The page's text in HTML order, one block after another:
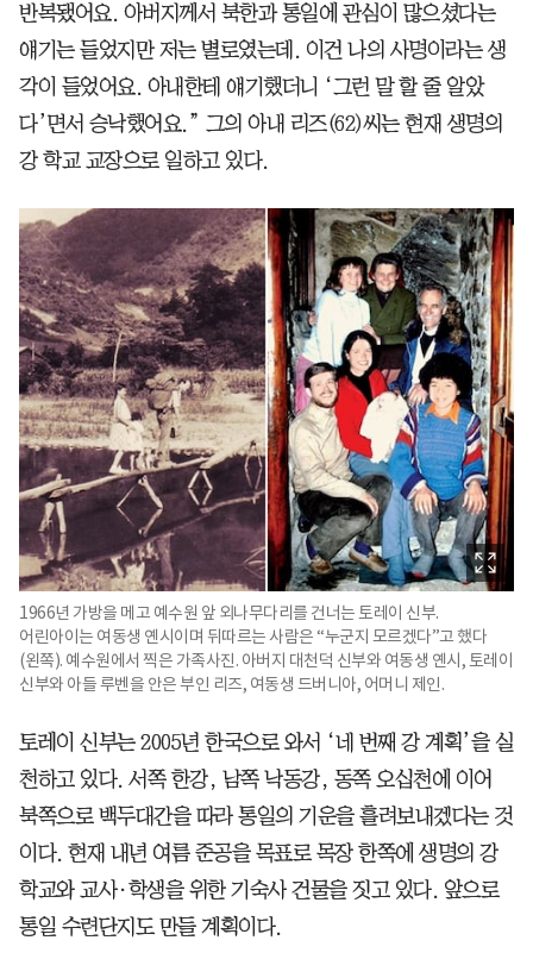
반복됐어요. 아버지께서 북한과 통일에 관심이 많으셨다는
얘기는 들었지만 저는 별로였는데. 이건 나의 사명이라는 생
각이 들었어요. 아내한테 얘기했더니 ‘그런 말 할 줄 알았
다’면서 승낙했어요.” 그의 아내 리즈(62)씨는 현재 생명의
강 학교 교장으로 일하고 있다.
1966년 가방을 메고 예수원 앞 외나무다리를 건너는 토레이 신부.
어린아이는 여동생 옌시이며 뒤따르는 사람은 “누군지 모르겠다”고 했다
(왼쪽). 예수원에서 찍은 가족사진. 아버지 대천덕 신부와 여동생 옌시, 토레이
신부와 아들 루벤을 안은 부인 리즈, 여동생 드버니아, 어머니 제인.
토레이 신부는 2005년 한국으로 와서 ‘네 번째 강 계획’을 실
천하고 있다. 서쪽 한강, 남쪽 낙동강, 동쪽 오십천에 이어
북쪽으로 백두대간을 따라 통일의 기운을 흘려보내겠다는 것
이다. 현재 내년 여름 준공을 목표로 목장 한쪽에 생명의 강
학교와 교사·학생을 위한 기숙사 건물을 짓고 있다. 앞으로
통일 수련단지도 만들 계획이다.